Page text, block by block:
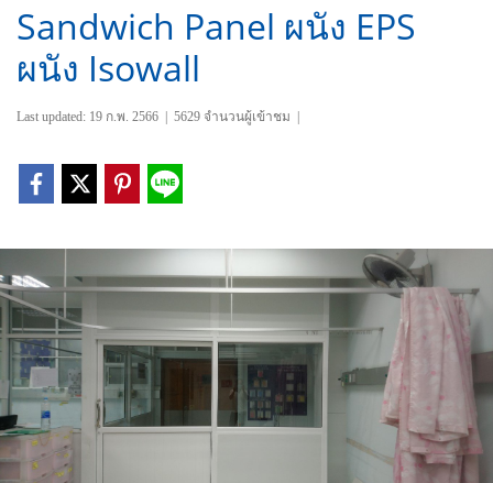
Sandwich Panel ผนัง EPS
ผนัง Isowall
Last updated: 19 ก.พ. 2566 5629 จำนวนผู้เข้าชม